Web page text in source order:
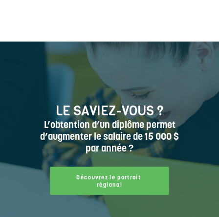
LE SAVIEZ-VOUS ?
L’obtention d’un diplôme permet
d’augmenter le salaire de 15 000 $
par année ?
Découvrez le portrait
régional